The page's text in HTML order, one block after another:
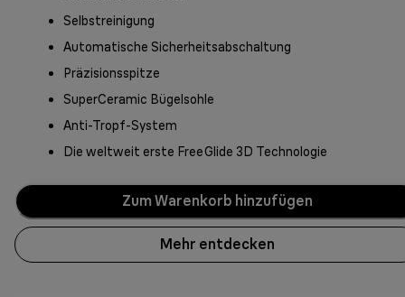
Selbstreinigung
Automatische Sicherheitsabschaltung
Präzisionsspitze
SuperCeramic Bügelsohle
Anti-Tropf-System
Die weltweit erste FreeGlide 3D Technologie
Zum Warenkorb hinzufügen
Mehr entdecken